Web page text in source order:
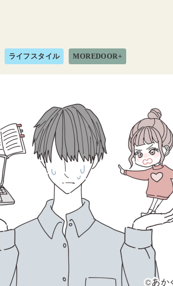
ライフスタイル MOREDOOR+